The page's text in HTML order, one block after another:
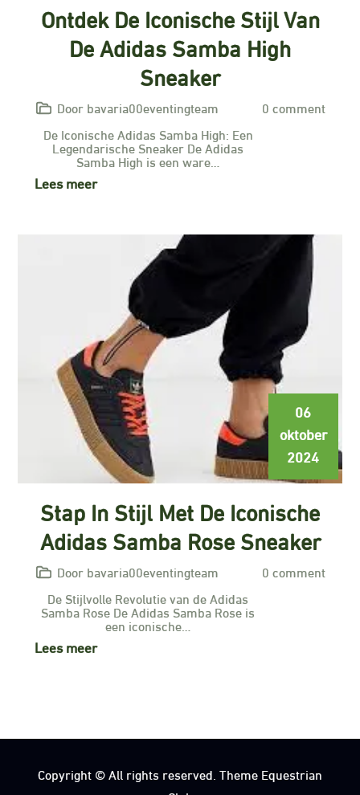
Ontdek De Iconische Stijl Van
De Adidas Samba High
Sneaker
Door bavaria00eventingteam
0 comment
De Iconische Adidas Samba High: Een
Legendarische Sneaker De Adidas
Samba High is een ware…
Lees meer
06
oktober
2024
Stap In Stijl Met De Iconische
Adidas Samba Rose Sneaker
Door bavaria00eventingteam
0 comment
De Stijlvolle Revolutie van de Adidas
Samba Rose De Adidas Samba Rose is
een iconische…
Lees meer
Copyright © All rights reserved. Theme Equestrian